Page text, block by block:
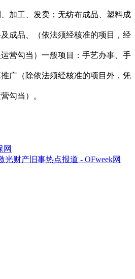
加工、发卖；无纺布成品、塑料成
成品、（依法须经核准的项目，经
营勾当）一般项目：手艺办事、手
广（除依法须经核准的项目外，凭
勾当）。
网
光财产旧事热点报道 - OFweek网